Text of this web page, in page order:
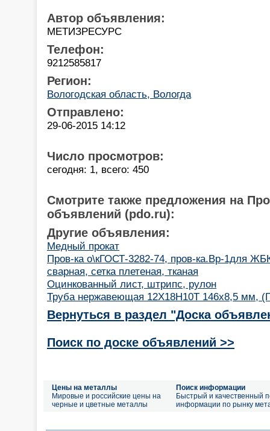
Автор объявления:
МЕТИЗРЕСУРС
Телефон:
9212585817
Регион:
Вологодская область, Вологда
Отправлено:
29-06-2015 14:12
Число просмотров:
сегодня: 1, всего: 450
Смотрите также предложения на
объявлений (pdo.ru):
Другие объявления:
Медный прокат
Пров-ка о\кГОСТ-3282-74, пров-ка.Вр-1для
сварная, сетка плетеная, тканая
Оцинкованный лист, штрипс, рулон
Труба нержавеющая 12Х18Н10Т 146х8,5 мм,
Вернуться в раздел "Доска
Поиск по доске объявлений >>
Цены на металлы
Мировые и российские цены на
черные и цветные металлы
Поиск информации
Быстрый и качественный
информации по рынку